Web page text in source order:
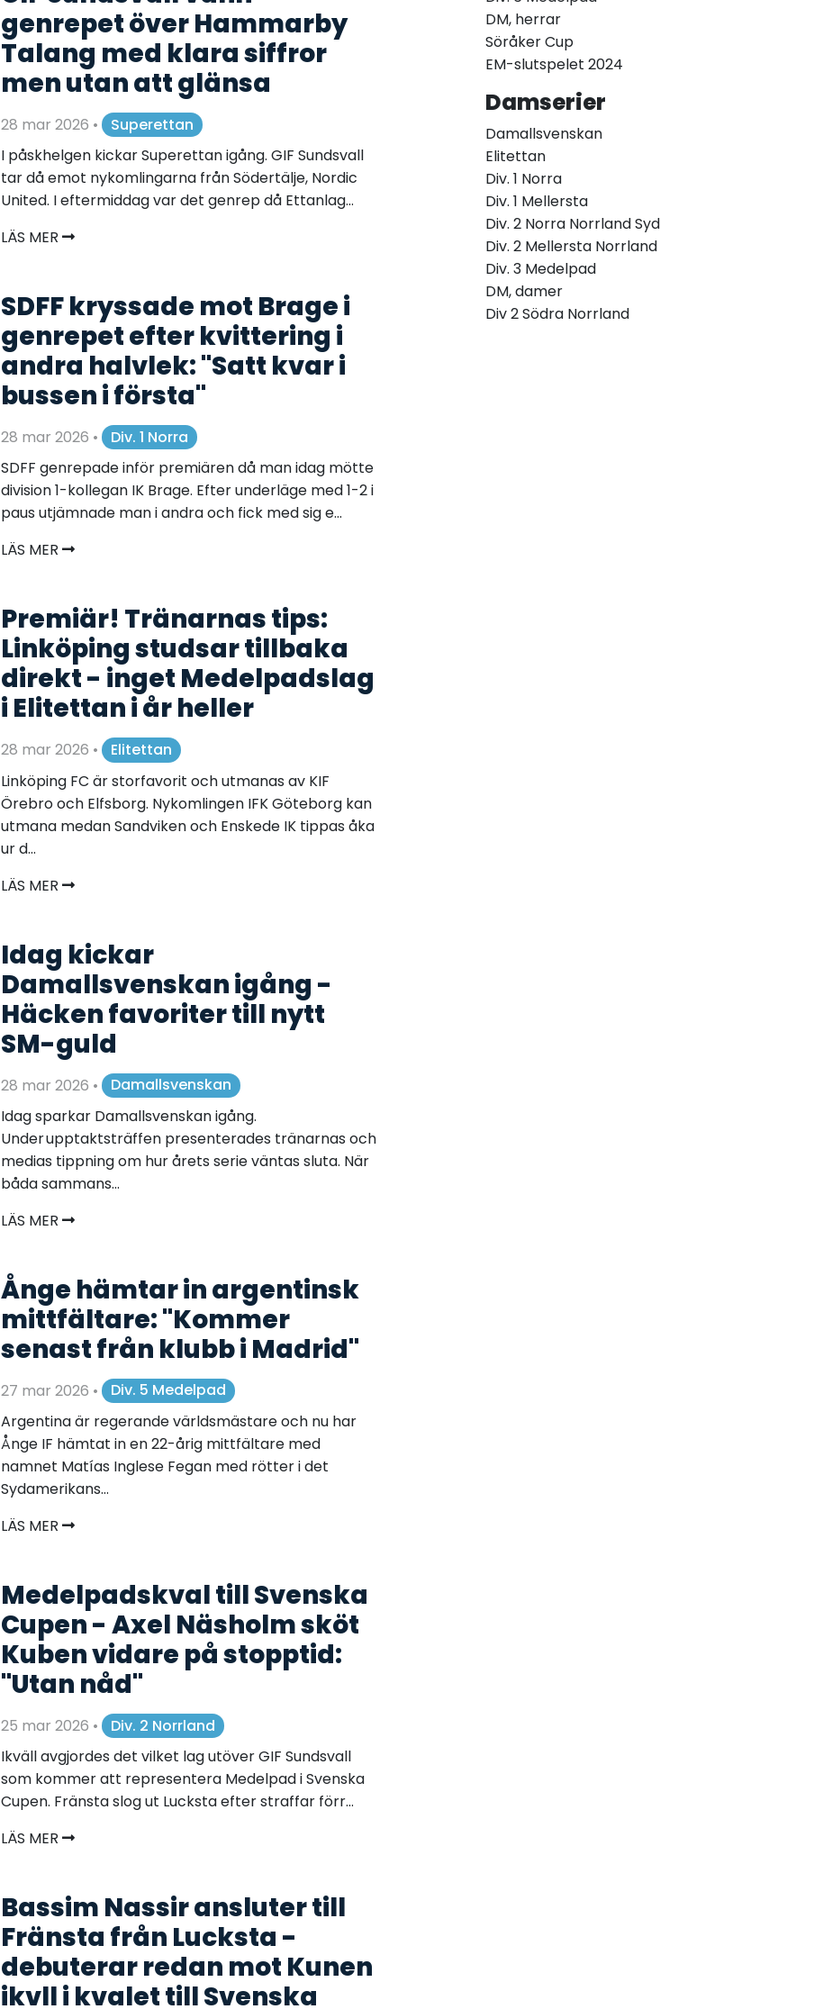
genrepet över Hammarby
Talang med klara siffror
men utan att glänsa
28 mar 2026 •
Superettan
I påskhelgen kickar Superettan igång. GIF Sundsvall
tar då emot nykomlingarna från Södertälje, Nordic
United. I eftermiddag var det genrep då Ettanlag...
LÄS MER
SDFF kryssade mot Brage i
genrepet efter kvittering i
andra halvlek: "Satt kvar i
bussen i första"
28 mar 2026 •
Div. 1 Norra
SDFF genrepade inför premiären då man idag mötte
division 1-kollegan IK Brage. Efter underläge med 1-2 i
paus utjämnade man i andra och fick med sig e...
LÄS MER
Premiär! Tränarnas tips:
Linköping studsar tillbaka
direkt - inget Medelpadslag
i Elitettan i år heller
28 mar 2026 •
Elitettan
Linköping FC är storfavorit och utmanas av KIF
Örebro och Elfsborg. Nykomlingen IFK Göteborg kan
utmana medan Sandviken och Enskede IK tippas åka
ur d...
LÄS MER
Idag kickar
Damallsvenskan igång -
Häcken favoriter till nytt
SM-guld
28 mar 2026 •
Damallsvenskan
Idag sparkar Damallsvenskan igång.
Under upptaktsträffen presenterades tränarnas och
medias tippning om hur årets serie väntas sluta. När
båda sammans...
LÄS MER
Ånge hämtar in argentinsk
mittfältare: "Kommer
senast från klubb i Madrid"
27 mar 2026 •
Div. 5 Medelpad
Argentina är regerande världsmästare och nu har
Ånge IF hämtat in en 22-årig mittfältare med
namnet Matías Inglese Fegan med rötter i det
Sydamerikans...
LÄS MER
Medelpadskval till Svenska
Cupen - Axel Näsholm sköt
Kuben vidare på stopptid:
"Utan nåd"
25 mar 2026 •
Div. 2 Norrland
Ikväll avgjordes det vilket lag utöver GIF Sundsvall
som kommer att representera Medelpad i Svenska
Cupen. Fränsta slog ut Lucksta efter straffar förr...
LÄS MER
Bassim Nassir ansluter till
Fränsta från Lucksta -
debuterar redan mot Kunen
ikvll i kvalet till Svenska
DM, herrar
Söråker Cup
EM-slutspelet 2024
Damserier
Damallsvenskan
Elitettan
Div. 1 Norra
Div. 1 Mellersta
Div. 2 Norra Norrland Syd
Div. 2 Mellersta Norrland
Div. 3 Medelpad
DM, damer
Div 2 Södra Norrland